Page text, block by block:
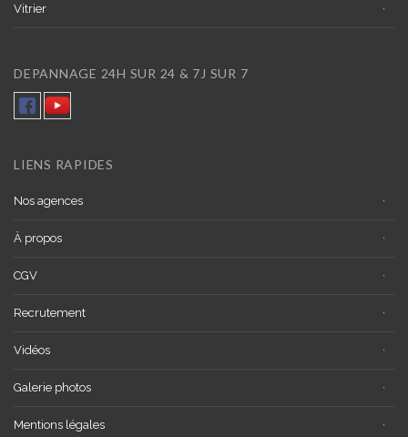
Vitrier
DEPANNAGE 24H SUR 24 & 7J SUR 7
LIENS RAPIDES
Nos agences
À propos
CGV
Recrutement
Vidéos
Galerie photos
Mentions légales